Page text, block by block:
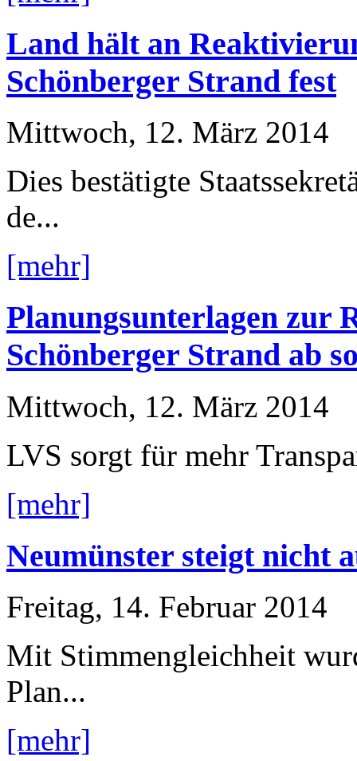
Land hält an
Schönberger Strand fest
Mittwoch, 12. März 2014
Dies bestätigte
de...
[mehr]
Planungsunterlagen zur
Schönberger Strand ab
Mittwoch, 12. März 2014
LVS sorgt für mehr
[mehr]
Neumünster steigt nicht
Freitag, 14. Februar 2014
Mit Stimmengleichheit
Plan...
[mehr]